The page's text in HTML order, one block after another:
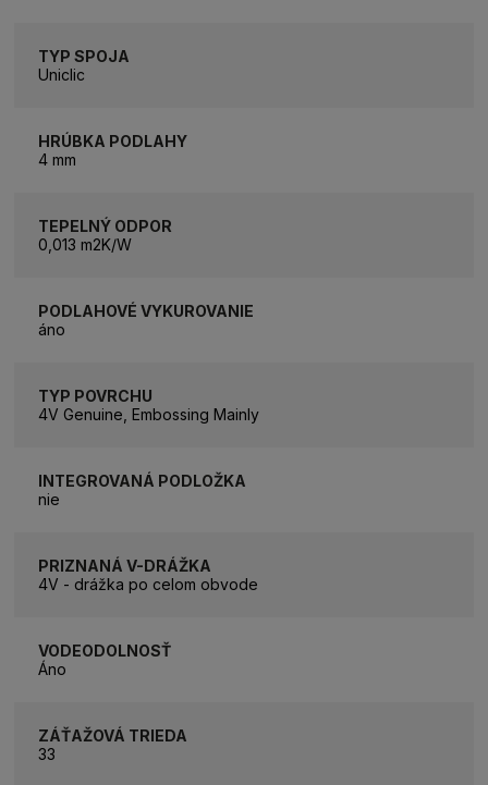
TYP SPOJA
Uniclic
HRÚBKA PODLAHY
4 mm
TEPELNÝ ODPOR
0,013 m2K/W
PODLAHOVÉ VYKUROVANIE
áno
TYP POVRCHU
4V Genuine, Embossing Mainly
INTEGROVANÁ PODLOŽKA
nie
PRIZNANÁ V-DRÁŽKA
4V - drážka po celom obvode
VODEODOLNOSŤ
Áno
ZÁŤAŽOVÁ TRIEDA
33